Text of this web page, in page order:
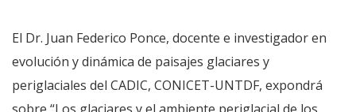
El Dr. Juan Federico Ponce, docente e investigador en
evolución y dinámica de paisajes glaciares y
periglaciales del CADIC, CONICET-UNTDF, expondrá
sobre “Los glaciares y el ambiente periglacial de los